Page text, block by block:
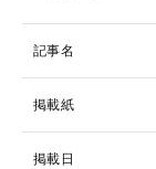
記事名
掲載紙
掲載日